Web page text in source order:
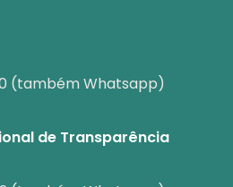
(também Whatsapp)
de Transparência